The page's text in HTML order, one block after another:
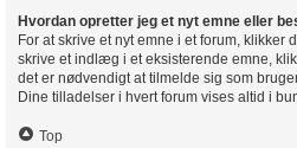
Hvordan opretter jeg et nyt emne eller
For at skrive et nyt emne i et forum, klikker
skrive et indlæg i et eksisterende emne,
det er nødvendigt at tilmelde sig som
Dine tilladelser i hvert forum vises altid i
Top